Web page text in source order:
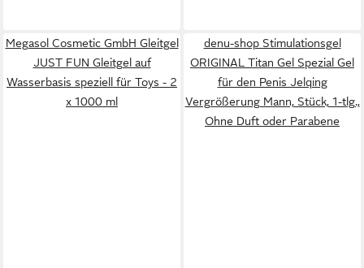
Megasol Cosmetic GmbH Gleitgel
JUST FUN Gleitgel auf
Wasserbasis speziell für Toys - 2
x 1000 ml
denu-shop Stimulationsgel
ORIGINAL Titan Gel Spezial Gel
für den Penis Jelqing
Vergrößerung Mann, Stück, 1-tlg.,
Ohne Duft oder Parabene